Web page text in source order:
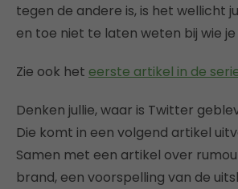
tegen de andere is, is het wellicht
en toe niet te laten weten bij wie
Zie ook het eerste artikel in de
Denken jullie, waar is Twitter
Die komt in een volgend artikel
Samen met een artikel over
brand, een voorspelling van de